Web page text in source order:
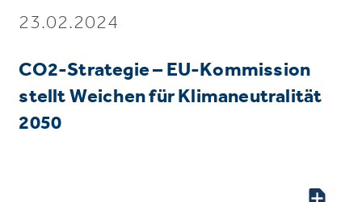
23.02.2024
CO2-Strategie – EU-Kommission
stellt Weichen für Klimaneutralität
2050